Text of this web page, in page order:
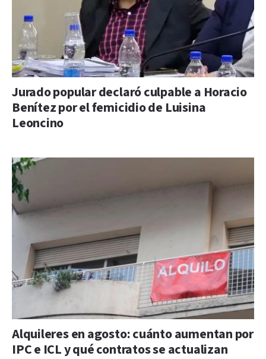
Jurado popular declaró culpable a Horacio
Benítez por el femicidio de Luisina
Leoncino
Alquileres en agosto: cuánto aumentan por
IPC e ICL y qué contratos se actualizan